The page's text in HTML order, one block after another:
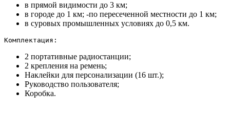
в прямой видимости до 3 км;
в городе до 1 км; -по пересеченной местности до 1 км;
в суровых промышленных условиях до 0,5 км.
Комплектация:
2 портативные радиостанции;
2 крепления на ремень;
Наклейки для персонализации (16 шт.);
Руководство пользователя;
Коробка.